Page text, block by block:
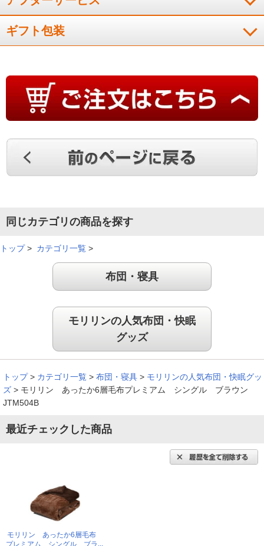
重量はさほど感じません。無地なのでシンプルな部屋のインテ
リアにも合います。
暖かくて使い勝手がいい！
肌触りが良いです。そして、とにかく暖かいです。寒い時は、
掛け布団を中に入れられるようになっており、とても使い勝手
が良いです。
肌触りがサラサラ！
良い色で気に入っています！
我が家では、中に肌掛け布団を入れて使っていますが真冬もそ
回は無地の２色を購入しましたが、どちらも濃すぎず良い色で
気に入っています。
※「お客様の声」は実際にご購入されたお客様からのご意見を掲載しておりま
商品により、同一シリーズをご購入された方の声を含みます。
ギフト包装
同じカテゴリの商品を探す
トップ> カテゴリ一覧 >
布団・寝具
モリリンの人気布団・快眠
グッズ
トップ > カテゴリ一覧 > 布団・寝具 > モリリンの人気布団・快眠グッ
ズ > モリリン あったか6層毛布プレミアム シングル ブラウン
JTM504B
最近チェックした商品
モリリン あったか6層毛布